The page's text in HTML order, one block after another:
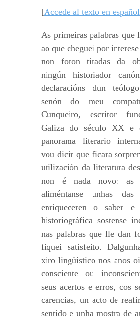
[Accede al texto en
As primeiras palabras que
ao que cheguei por
non foron tiradas da
ningún historiador
declaracións dun
senón do meu
Cunqueiro, escritor
Galiza do século XX e
panorama literario
vou dicir que ficara
utilización da literatura
non é nada novo: as
aliméntanse unhas
enriqueceren o saber e
historiográfica sostense
nas palabras que lle dan
fiquei satisfeito.
xiro lingüístico nos anos
consciente ou
seus acertos e erros, cos
carencias, un acto de
sentido e unha mostra de